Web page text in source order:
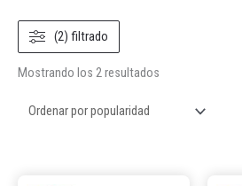
(2) filtrado
Mostrando los 2 resultados